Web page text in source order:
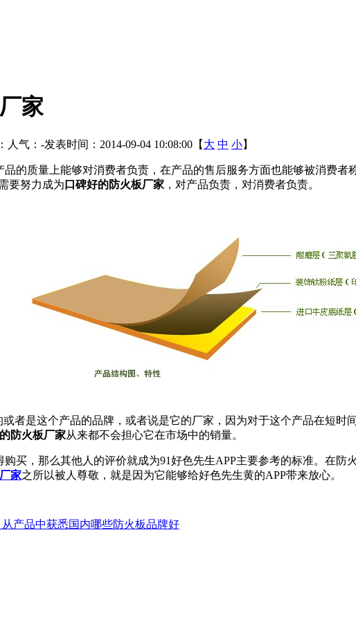
家
人气： -发表时间：2014-09-04 10:08:00【 大 中 小】
质量上能够对消费者负责，在产品的售后服务方面也能够被消费者称
要努力成为 口碑好的防火板厂家 ，对产品负责，对消费者负责。
者是这个产品的品牌，或者说是它的厂家，因为对于这个产品在
防火板厂家从来都不会担心它在市场中的销量。
，那么其他人的评价就成为91好色先生APP主要参考的标准。在
家之所以被人尊敬，就是因为它能够给好色先生黄的APP带来放心。
从产品中获悉国内哪些防火板品牌好